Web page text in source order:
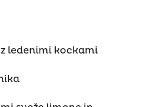
ledenimi kockami